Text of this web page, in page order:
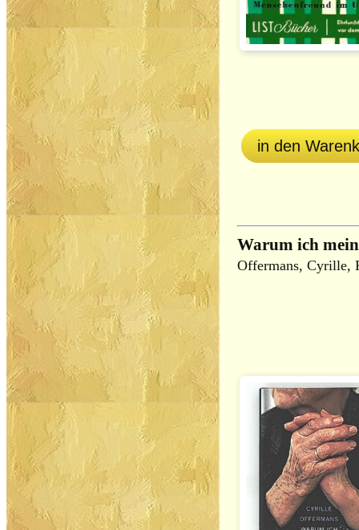
in den
Warum ich
Offermans, Cyrille,